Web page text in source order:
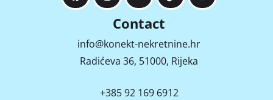
Contact
info@konekt-nekretnine.hr
Radićeva 36, 51000, Rijeka
+385 92 169 6912